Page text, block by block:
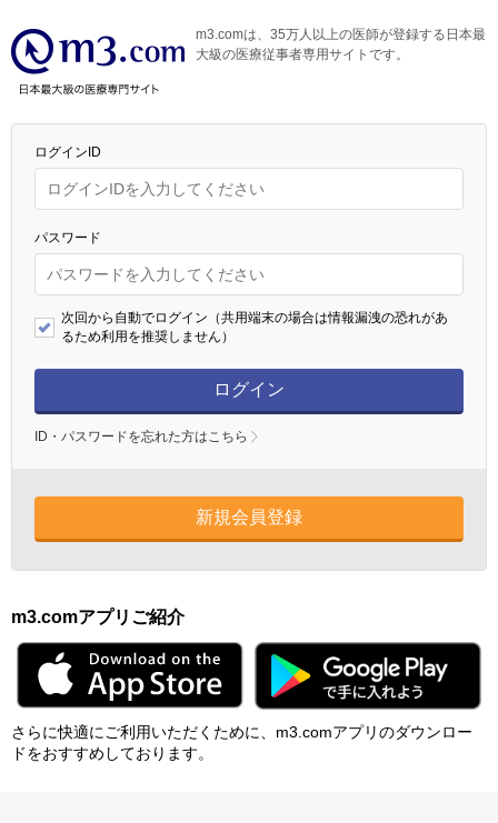
m3.comは、35万人以上の医師が登録する日本最
大級の医療従事者専用サイトです。
ログインID
パスワード
次回から自動でログイン（共用端末の場合は情報漏洩の恐れがあ
るため利用を推奨しません）
ログイン
ID・パスワードを忘れた方はこちら
新規会員登録
m3.comアプリご紹介
さらに快適にご利⽤いただくために、m3.comアプリのダウンロー
ドをおすすめしております。